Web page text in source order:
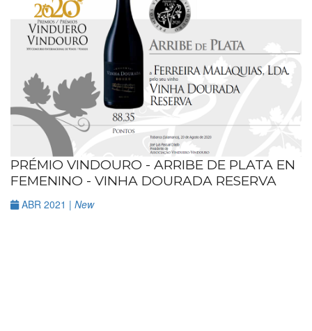
PRÉMIO VINDOURO - ARRIBE DE PLATA EN
FEMENINO - VINHA DOURADA RESERVA
ABR 2021 | New